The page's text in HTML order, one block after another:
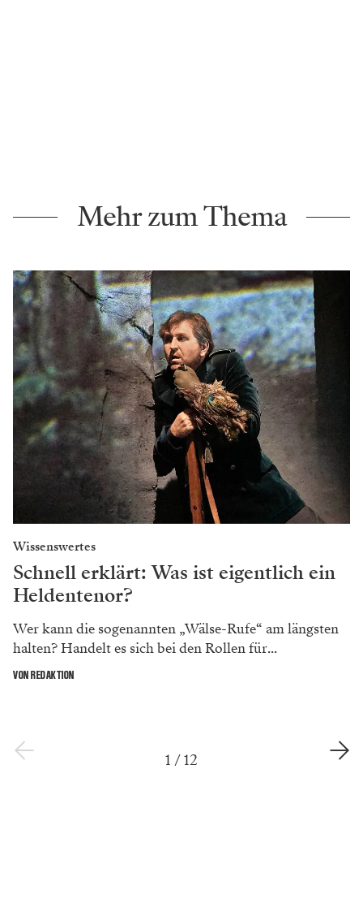
Mehr zum Thema
Wissenswertes
Schnell erklärt: Was ist eigentlich ein
Heldentenor?
Wer kann die sogenannten „Wälse-Rufe“ am längsten
halten? Handelt es sich bei den Rollen für...
VON REDAKTION
1 /12